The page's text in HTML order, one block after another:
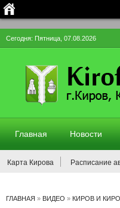
Сегодня: Пятница, 07.08.2026
Главная Новости
Карта Кирова Расписание
ГЛАВНАЯ » ВИДЕО » КИРОВ И